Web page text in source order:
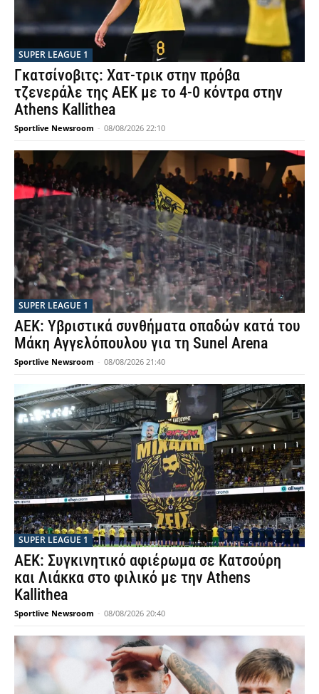
SUPER LEAGUE 1
Γκατσίνοβιτς: Χατ-τρικ στην πρόβα
τζενεράλε της ΑΕΚ με το 4-0 κόντρα στην
Athens Kallithea
Sportlive Newsroom - 08/08/2026 22:10
SUPER LEAGUE 1
ΑΕΚ: Υβριστικά συνθήματα οπαδών κατά του
Μάκη Αγγελόπουλου για τη Sunel Arena
Sportlive Newsroom - 08/08/2026 21:40
SUPER LEAGUE 1
ΑΕΚ: Συγκινητικό αφιέρωμα σε Κατσούρη
και Λιάκκα στο φιλικό με την Athens
Kallithea
Sportlive Newsroom - 08/08/2026 20:40